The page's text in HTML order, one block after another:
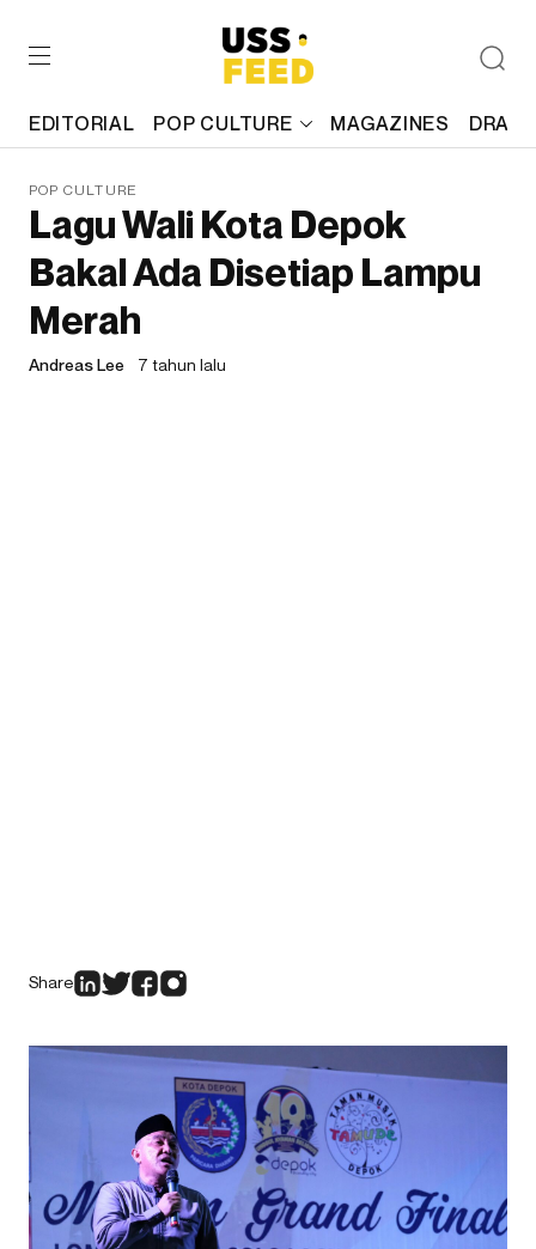
EDITORIAL POP CULTURE MAGAZINES
POP CULTURE
Lagu Wali Kota Depok
Bakal Ada Disetiap Lampu
Merah
Andreas Lee 7 tahun lalu
Share